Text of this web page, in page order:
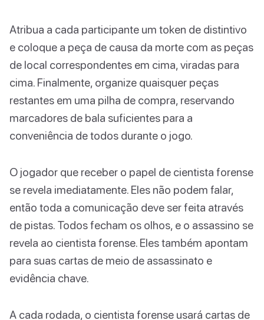
Atribua a cada participante um token de distintivo
e coloque a peça de causa da morte com as peças
de local correspondentes em cima, viradas para
cima. Finalmente, organize quaisquer peças
restantes em uma pilha de compra, reservando
marcadores de bala suficientes para a
conveniência de todos durante o jogo.
O jogador que receber o papel de cientista forense
se revela imediatamente. Eles não podem falar,
então toda a comunicação deve ser feita através
de pistas. Todos fecham os olhos, e o assassino se
revela ao cientista forense. Eles também apontam
para suas cartas de meio de assassinato e
evidência chave.
A cada rodada, o cientista forense usará cartas de